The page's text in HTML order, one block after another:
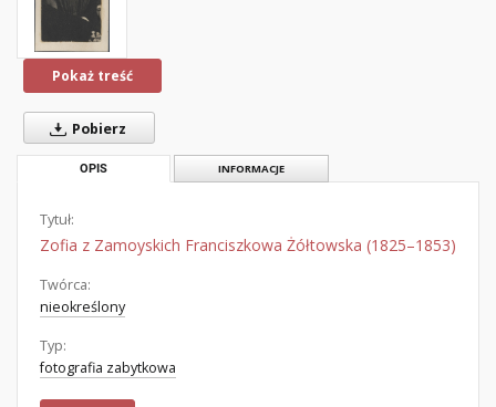
Pokaż treść
Pobierz
OPIS INFORMACJE
Tytuł:
Zofia z Zamoyskich Franciszkowa Żółtowska (1825–1853)
Twórca:
nieokreślony
Typ:
fotografia zabytkowa